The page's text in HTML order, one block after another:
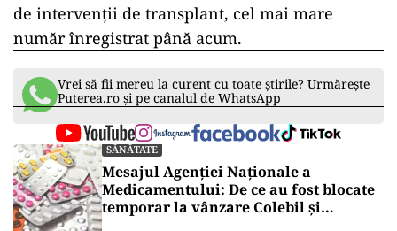
de intervenții de transplant, cel mai mare
număr înregistrat până acum.
Vrei să fii mereu la curent cu toate știrile? Urmărește
Puterea.ro și pe canalul de WhatsApp
SĂNĂTATE
Mesajul Agenției Naționale a
Medicamentului: De ce au fost blocate
temporar la vânzare Colebil și